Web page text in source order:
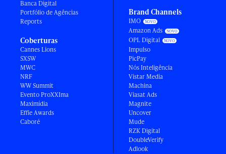
Banca Digital
Portfólio de Agências
Reports
Coberturas
Cannes Lions
SXSW
MWC
NRF
WW Summit
Evento ProXXIma
Maximídia
Effie Awards
Caboré
Brand Channels
IMO
Amazon Ads
OPL Digital
Impulso
PicPay
Nós Inteligência
Vistar Media
Machina
Viasat Ads
Magnite
Uncover
Mude
RZK Digital
DoubleVerify
Adlook